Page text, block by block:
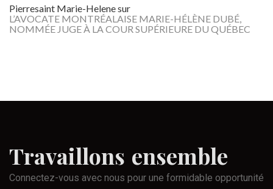
Pierresaint Marie-Helenesur
L’AVOCATE MONTRÉALAISE MARIE-HÉLÈNE DUBÉ,
NOMMÉE JUGE À LA COUR SUPÉRIEURE DU QUÉBEC
Travaillons ensemble
Connectez-vous avec nous pour une formidable opportunité